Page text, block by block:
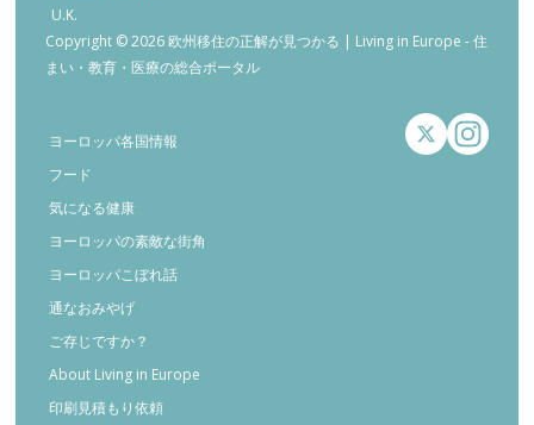
U.K.
Copyright © 2026 欧州移住の正解が見つかる | Living in Europe - 住
まい・教育・医療の総合ポータル
ヨーロッパ各国情報
フード
気になる健康
ヨーロッパの素敵な街角
ヨーロッパこぼれ話
通なおみやげ
ご存じですか？
About Living in Europe
印刷見積もり依頼